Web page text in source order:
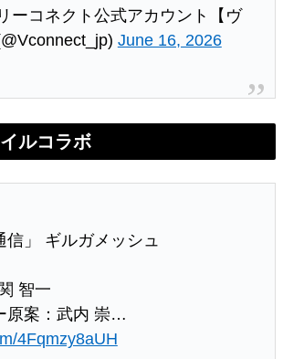
ーコネクト公式アカウント【ヴ
June 16, 2026
ルコラボ
信」 ギルガメッシュ
智一
原案：武内 崇…
4Fqmzy8aUH